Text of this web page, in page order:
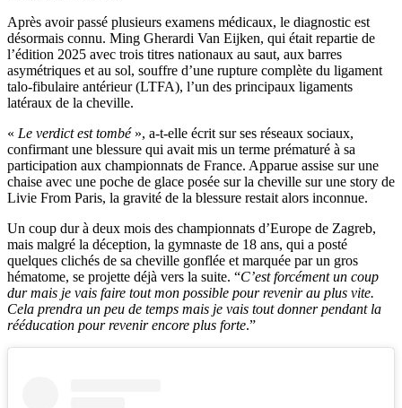
Après avoir passé plusieurs examens médicaux, le diagnostic est
désormais connu. Ming Gherardi Van Eijken, qui était repartie de
l’édition 2025 avec trois titres nationaux au saut, aux barres
asymétriques et au sol, souffre d’une rupture complète du ligament
talo-fibulaire antérieur (LTFA), l’un des principaux ligaments
latéraux de la cheville.
« Le verdict est tombé», a-t-elle écrit sur ses réseaux sociaux,
confirmant une blessure qui avait mis un terme prématuré à sa
participation aux championnats de France. Apparue assise sur une
chaise avec une poche de glace posée sur la cheville sur une story de
Livie From Paris, la gravité de la blessure restait alors inconnue.
Un coup dur à deux mois des championnats d’Europe de Zagreb,
mais malgré la déception, la gymnaste de 18 ans, qui a posté
quelques clichés de sa cheville gonflée et marquée par un gros
hématome, se projette déjà vers la suite. “C’est forcément un coup
dur mais je vais faire tout mon possible pour revenir au plus vite.
Cela prendra un peu de temps mais je vais tout donner pendant la
rééducation pour revenir encore plus forte.”